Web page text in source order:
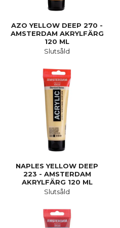
AZO YELLOW DEEP 270 -
AMSTERDAM AKRYLFÄRG
120 ML
Slutsåld
NAPLES YELLOW DEEP
223 - AMSTERDAM
AKRYLFÄRG 120 ML
Slutsåld